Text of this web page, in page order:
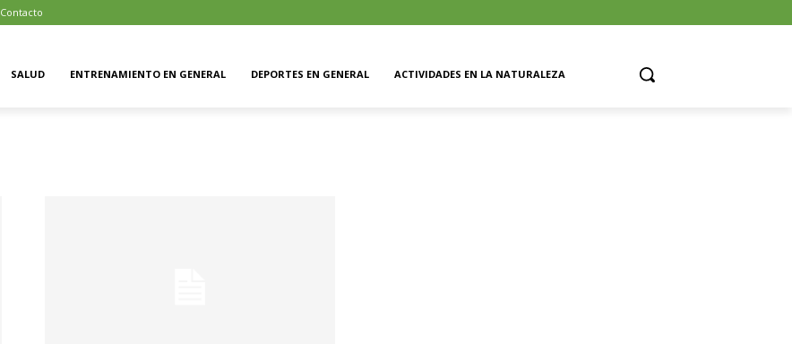
Contacto
SALUD ENTRENAMIENTO EN GENERAL DEPORTES EN GENERAL ACTIVIDADES EN LA NATURALEZA